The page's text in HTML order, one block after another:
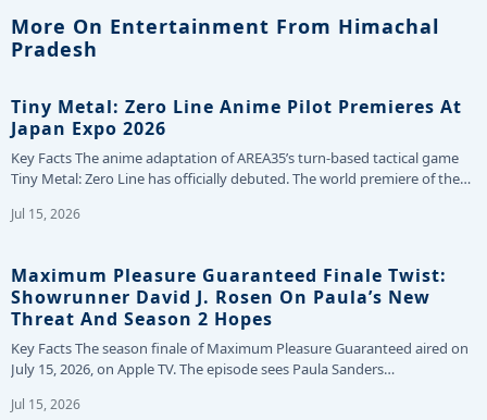
More On Entertainment From Himachal
Pradesh
Tiny Metal: Zero Line Anime Pilot Premieres At
Japan Expo 2026
Key Facts The anime adaptation of AREA35’s turn-based tactical game
Tiny Metal: Zero Line has officially debuted. The world premiere of the…
Jul 15, 2026
Maximum Pleasure Guaranteed Finale Twist:
Showrunner David J. Rosen On Paula’s New
Threat And Season 2 Hopes
Key Facts The season finale of Maximum Pleasure Guaranteed aired on
July 15, 2026, on Apple TV. The episode sees Paula Sanders…
Jul 15, 2026